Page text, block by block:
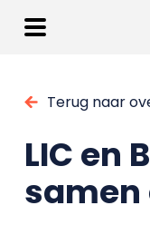
Terug naar
LIC en
samen